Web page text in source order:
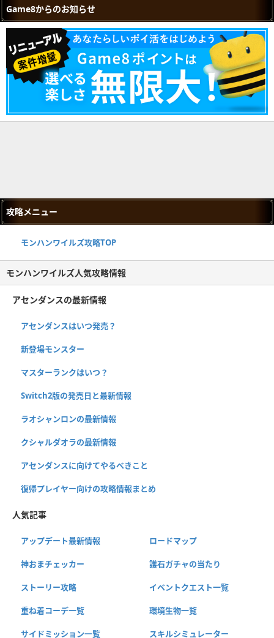
Game8からのお知らせ
攻略メニュー
モンハンワイルズ攻略TOP
モンハンワイルズ人気攻略情報
アセンダンスの最新情報
アセンダンスはいつ発売？
新登場モンスター
マスターランクはいつ？
Switch2版の発売日と最新情報
ラオシャンロンの最新情報
クシャルダオラの最新情報
アセンダンスに向けてやるべきこと
復帰プレイヤー向けの攻略情報まとめ
人気記事
アップデート最新情報 ロードマップ
神おまチェッカー 護石ガチャの当たり
ストーリー攻略 イベントクエスト一覧
重ね着コーデ一覧 環境生物一覧
サイドミッション一覧 スキルシミュレーター